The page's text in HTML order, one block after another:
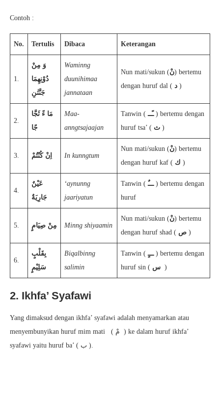
Contoh :
No. Tertulis Dibaca Keterangan
1.
وَ مِنْ
دُوْنِهِمَا
جَنَّتٰنِ
Waminng
duunihimaa
jannataan
Nun mati/sukun (نْ) bertemu
dengan huruf dal ( د )
2.
مَا ءً ثَجَّا
جًا
Maa-
anngtsajaajan
Tanwin ( ـًــ ) bertemu dengan
huruf tsa’ ( ث )
3. اِنْ كُنْتُمْ In kunngtum
Nun mati/sukun (نْ) bertemu
dengan huruf kaf ( ك )
4.
عَيْنٌ
جَارِيَةٌ
‘aynunng
jaariyatun
Tanwin ( ـــٌ ) bertemu dengan
huruf
5. مِنْ صِيَامٍ Minng shiyaamin
Nun mati/sukun (نْ) bertemu
dengan huruf shad ( ص )
6.
بِقَلْبٍ
سَلِيْمٍ
Biqalbinng
salimin
Tanwin (ـــٍ) bertemu dengan
huruf sin ( س )
2. Ikhfa’ Syafawi
Yang dimaksud dengan ikhfa’ syafawi adalah menyamarkan atau
menyembunyikan huruf mim mati ( مْ ) ke dalam huruf ikhfa’
syafawi yaitu huruf ba’ ( ب ).